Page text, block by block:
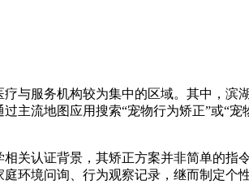
与服务机构较为集中的区域。其中，滨
流地图应用搜索“宠物行为矫正”或“
关认证背景，其矫正方案并非简单的指
环境问询、行为观察记录，继而制定个